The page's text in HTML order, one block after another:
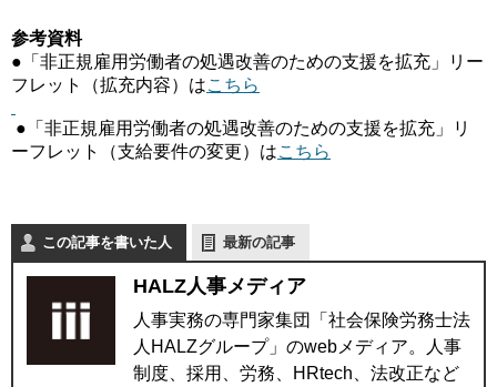
参考資料
●「非正規雇用労働者の処遇改善のための支援を拡充」リー
フレ ット（拡充内容）はこちら
●「非正規雇用労働者の処遇改善のための支援を拡充」リ
ーフレ ット（支給要件の変更）はこちら
この記事を書いた人 最新の記事
HALZ人事メディア
人事実務の専門家集団「社会保険労務士法
人HALZグループ」のwebメディア。人事
制度、採用、労務、HRtech、法改正など